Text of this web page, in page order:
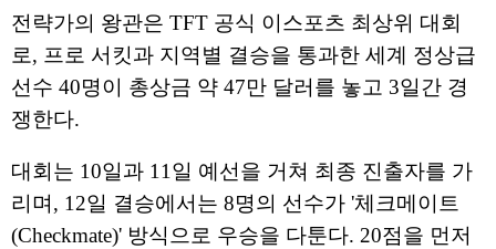
전략가의 왕관은 TFT 공식 이스포츠 최상위 대회
로, 프로 서킷과 지역별 결승을 통과한 세계 정상급
선수 40명이 총상금 약 47만 달러를 놓고 3일간 경
쟁한다.
대회는 10일과 11일 예선을 거쳐 최종 진출자를 가
리며, 12일 결승에서는 8명의 선수가 '체크메이트
(Checkmate)' 방식으로 우승을 다툰다. 20점을 먼저